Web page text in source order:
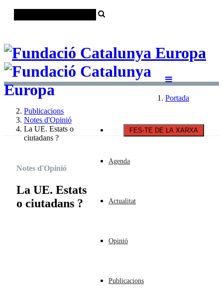
FES-TE DE LA XARXA
Agenda
Actualitat
Opinió
Publicacions
Portada
Publicacions
Notes d'Opinió
La UE. Estats o
ciutadans ?
Notes d'Opinió
La UE. Estats
o ciutadans ?